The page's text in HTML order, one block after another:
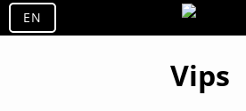
Skip
to
EN
Vips